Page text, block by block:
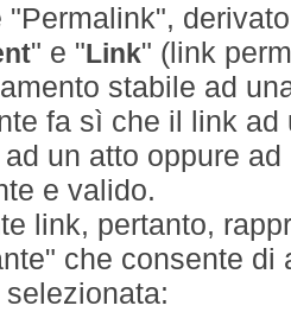
"Permalink",
" e " Link" (link
stabile ad
fa sì che il link
un atto oppure
e valido.
link, pertanto,
che consente